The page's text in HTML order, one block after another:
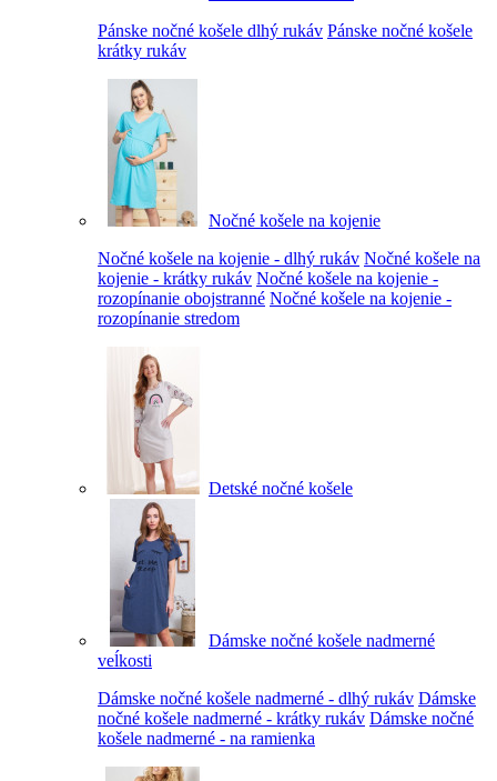
Pánske nočné košele dlhý rukáv Pánske nočné košele
krátky rukáv
Nočné košele na kojenie
Nočné košele na kojenie - dlhý rukáv Nočné košele na
kojenie - krátky rukáv Nočné košele na kojenie -
rozopínanie obojstranné Nočné košele na kojenie -
rozopínanie stredom
Detské nočné košele
Dámske nočné košele nadmerné
veĺkosti
Dámske nočné košele nadmerné - dlhý rukáv Dámske
nočné košele nadmerné - krátky rukáv Dámske nočné
košele nadmerné - na ramienka